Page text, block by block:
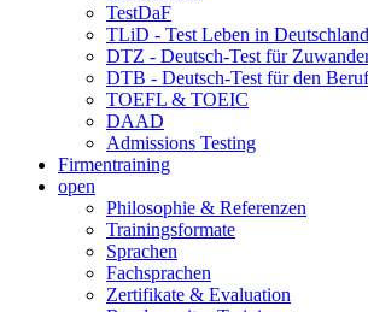
TestDaF
TLiD - Test Leben in Deutschland
DTZ - Deutsch-Test für
DTB - Deutsch-Test für den Beruf
TOEFL & TOEIC
DAAD
Admissions Testing
Firmentraining
open
Philosophie & Referenzen
Trainingsformate
Sprachen
Fachsprachen
Zertifikate & Evaluation